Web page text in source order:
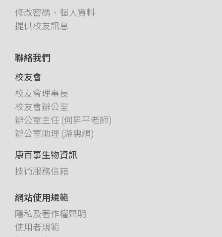
修改密碼、個人資料
提供校友訊息
聯絡我們
校友會
校友會理事長
校友會辦公室
辦公室主任 (何昇平老師)
辦公室助理 (游惠絹)
康百事生物資訊
技術服務信箱
網站使用規範
隱私及著作權聲明
使用者規範